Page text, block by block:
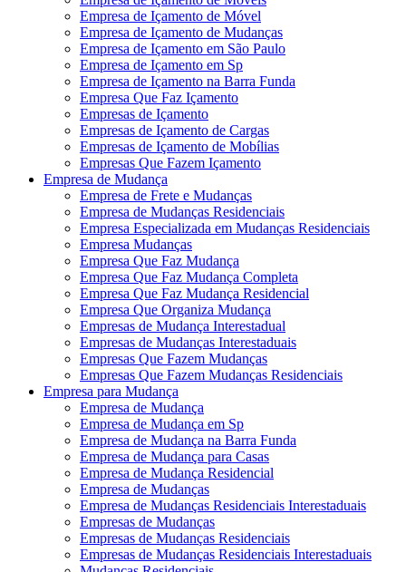
Empresa de Içamento de Móvel
Empresa de Içamento de Mudanças
Empresa de Içamento em São Paulo
Empresa de Içamento em Sp
Empresa de Içamento na Barra Funda
Empresa Que Faz Içamento
Empresas de Içamento
Empresas de Içamento de Cargas
Empresas de Içamento de Mobílias
Empresas Que Fazem Içamento
Empresa de Mudança
Empresa de Frete e Mudanças
Empresa de Mudanças Residenciais
Empresa Especializada em Mudanças Residenciais
Empresa Mudanças
Empresa Que Faz Mudança
Empresa Que Faz Mudança Completa
Empresa Que Faz Mudança Residencial
Empresa Que Organiza Mudança
Empresas de Mudança Interestadual
Empresas de Mudanças Interestaduais
Empresas Que Fazem Mudanças
Empresas Que Fazem Mudanças Residenciais
Empresa para Mudança
Empresa de Mudança
Empresa de Mudança em Sp
Empresa de Mudança na Barra Funda
Empresa de Mudança para Casas
Empresa de Mudança Residencial
Empresa de Mudanças
Empresa de Mudanças Residenciais Interestaduais
Empresas de Mudanças
Empresas de Mudanças Residenciais
Empresas de Mudanças Residenciais Interestaduais